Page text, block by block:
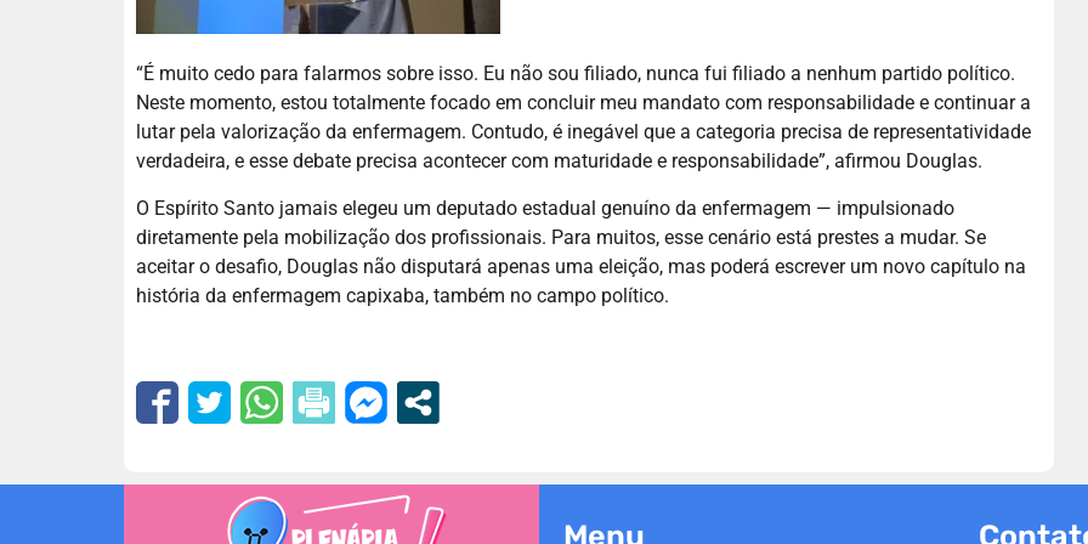
“É muito cedo para falarmos sobre isso. Eu não sou filiado, nunca fui filiado a nenhum partido político.
Neste momento, estou totalmente focado em concluir meu mandato com responsabilidade e continuar a
lutar pela valorização da enfermagem. Contudo, é inegável que a categoria precisa de representatividade
verdadeira, e esse debate precisa acontecer com maturidade e responsabilidade”, afirmou Douglas.
O Espírito Santo jamais elegeu um deputado estadual genuíno da enfermagem — impulsionado
diretamente pela mobilização dos profissionais. Para muitos, esse cenário está prestes a mudar. Se
aceitar o desafio, Douglas não disputará apenas uma eleição, mas poderá escrever um novo capítulo na
história da enfermagem capixaba, também no campo político.
Menu